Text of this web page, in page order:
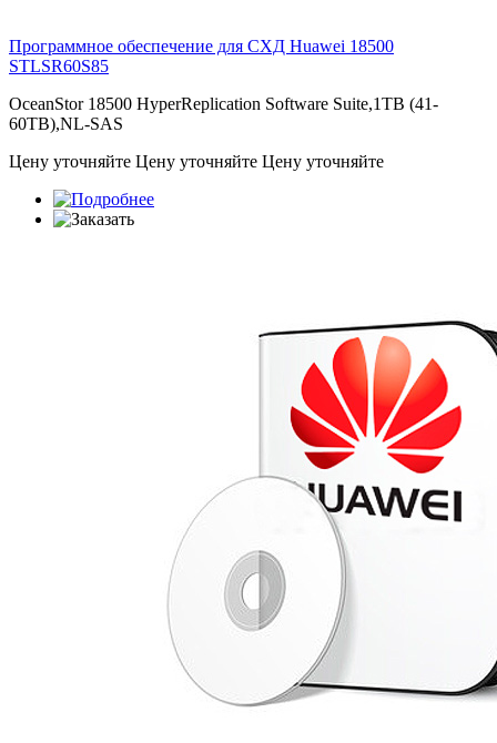
Программное обеспечение для СХД Huawei 18500
STLSR60S85
OceanStor 18500 HyperReplication Software Suite,1TB (41-
60TB),NL-SAS
Цену уточняйте Цену уточняйте Цену уточняйте